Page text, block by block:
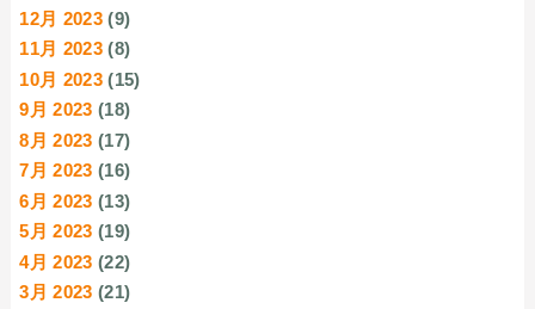
12月 2023 (9)
11月 2023 (8)
10月 2023 (15)
9月 2023 (18)
8月 2023 (17)
7月 2023 (16)
6月 2023 (13)
5月 2023 (19)
4月 2023 (22)
3月 2023 (21)